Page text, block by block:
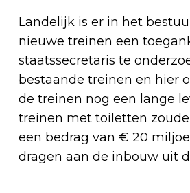
Landelijk is er in het
nieuwe treinen een
staatssecretaris te
bestaande treinen en hier
de treinen nog een lange
treinen met toiletten
een bedrag van € 20
dragen aan de inbouw uit